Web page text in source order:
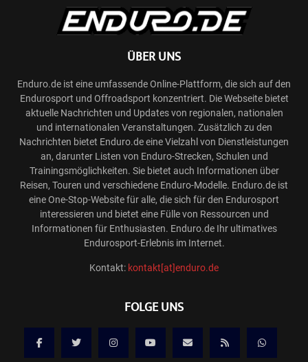
ÜBER UNS
Enduro.de ist eine umfassende Online-Plattform, die sich auf den
Endurosport und Offroadsport konzentriert. Die Webseite bietet
aktuelle Nachrichten und Updates von regionalen, nationalen
und internationalen Veranstaltungen. Zusätzlich zu den
Nachrichten bietet Enduro.de eine Vielzahl von Dienstleistungen
an, darunter Listen von Enduro-Strecken, Schulen und
Trainingsmöglichkeiten. Sie bietet auch Informationen über
Reisen, Touren und verschiedene Enduro-Modelle. Enduro.de ist
eine One-Stop-Website für alle, die sich für den Endurosport
interessieren und bietet eine Fülle von Ressourcen und
Informationen für Enthusiasten. Enduro.de Ihr ultimatives
Endurosport-Erlebnis im Internet.
Kontakt: kontakt[at]enduro.de
FOLGE UNS